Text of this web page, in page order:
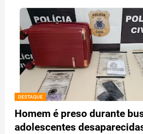
DESTAQUE
Homem é preso durante
adolescentes